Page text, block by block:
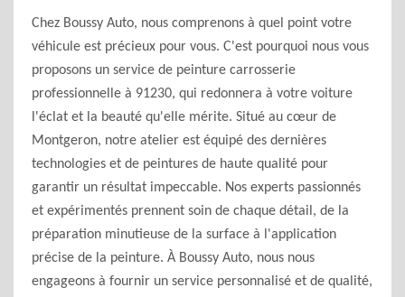
Chez Boussy Auto, nous comprenons à quel point votre
véhicule est précieux pour vous. C'est pourquoi nous vous
proposons un service de peinture carrosserie
professionnelle à 91230, qui redonnera à votre voiture
l'éclat et la beauté qu'elle mérite. Situé au cœur de
Montgeron, notre atelier est équipé des dernières
technologies et de peintures de haute qualité pour
garantir un résultat impeccable. Nos experts passionnés
et expérimentés prennent soin de chaque détail, de la
préparation minutieuse de la surface à l'application
précise de la peinture. À Boussy Auto, nous nous
engageons à fournir un service personnalisé et de qualité,